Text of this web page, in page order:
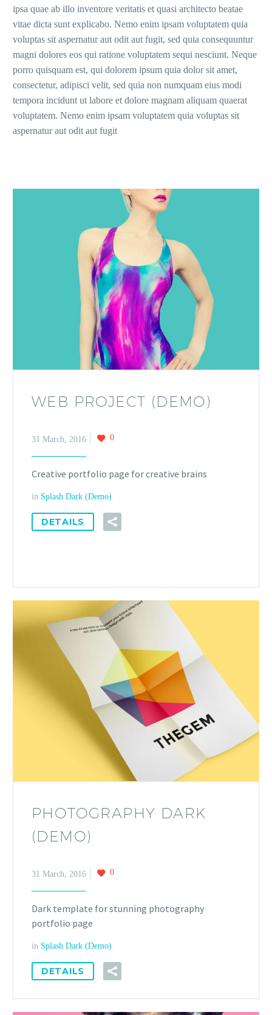
ipsa quae ab illo inventore veritatis et quasi architecto beatae
vitae dicta sunt explicabo. Nemo enim ipsam voluptatem quia
voluptas sit aspernatur aut odit aut fugit, sed quia consequuntur
magni dolores eos qui ratione voluptatem sequi nesciunt. Neque
porro quisquam est, qui dolorem ipsum quia dolor sit amet,
consectetur, adipisci velit, sed quia non numquam eius modi
tempora incidunt ut labore et dolore magnam aliquam quaerat
voluptatem. Nemo enim ipsam voluptatem quia voluptas sit
aspernatur aut odit aut fugit
WEB PROJECT (DEMO)
31 March, 2016 0
Creative portfolio page for creative brains
in Splash Dark (Demo)
DETAILS
PHOTOGRAPHY DARK
(DEMO)
31 March, 2016 0
Dark template for stunning photography
portfolio page
in Splash Dark (Demo)
DETAILS